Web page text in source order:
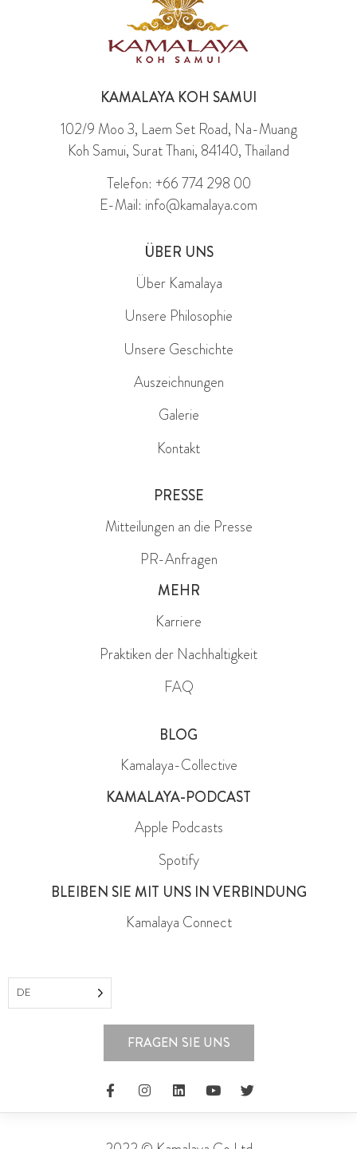
KAMALAYA KOH SAMUI
102/9 Moo 3, Laem Set Road, Na-Muang
Koh Samui, Surat Thani, 84140, Thailand
Telefon: +66 774 298 00
E-Mail: info@kamalaya.com
ÜBER UNS
Über Kamalaya
Unsere Philosophie
Unsere Geschichte
Auszeichnungen
Galerie
Kontakt
PRESSE
Mitteilungen an die Presse
PR-Anfragen
MEHR
Karriere
Praktiken der Nachhaltigkeit
FAQ
BLOG
Kamalaya-Collective
KAMALAYA-PODCAST
Apple Podcasts
Spotify
BLEIBEN SIE MIT UNS IN VERBINDUNG
Kamalaya Connect
DE
FRAGEN SIE UNS